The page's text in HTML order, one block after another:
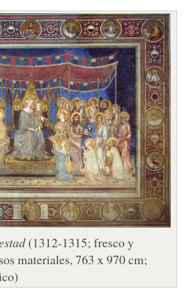
(1312-1315; fresco y
materiales, 763 x 970 cm;